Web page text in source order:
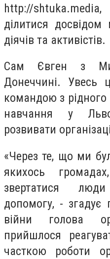
http://
ділитися досвідом
діячів та активістів.
Сам Євген з
Донеччині. Увесь
командою з рідного
навчання у
розвивати
«Через те, що ми
якихось
звертатися
допомогу, - згадує
війни голова
прийшлося
часткою роботи